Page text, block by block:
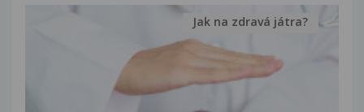
Jak na zdravá játra?